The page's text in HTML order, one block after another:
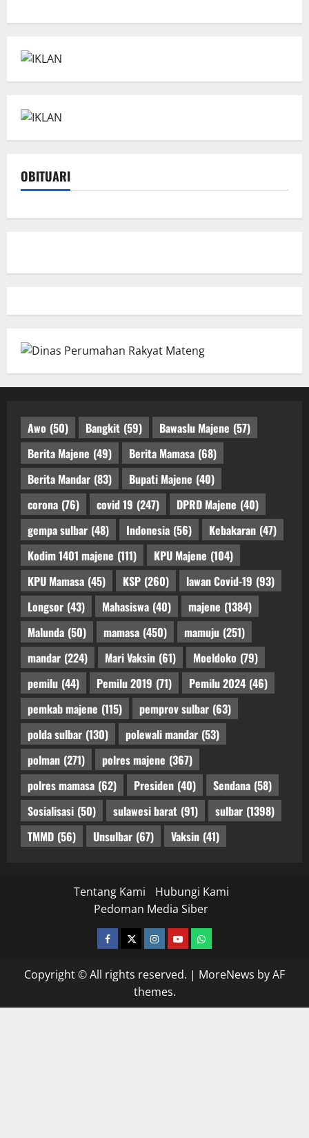
OBITUARI
Awo (50) Bangkit (59) Bawaslu Majene (57)
Berita Majene (49) Berita Mamasa (68)
Berita Mandar (83) Bupati Majene (40)
corona (76) covid 19 (247) DPRD Majene (40)
gempa sulbar (48) Indonesia (56) Kebakaran (47)
Kodim 1401 majene (111) KPU Majene (104)
KPU Mamasa (45) KSP (260) lawan Covid-19 (93)
Longsor (43) Mahasiswa (40) majene (1384)
Malunda (50) mamasa (450) mamuju (251)
mandar (224) Mari Vaksin (61) Moeldoko (79)
pemilu (44) Pemilu 2019 (71) Pemilu 2024 (46)
pemkab majene (115) pemprov sulbar (63)
polda sulbar (130) polewali mandar (53)
polman (271) polres majene (367)
polres mamasa (62) Presiden (40) Sendana (58)
Sosialisasi (50) sulawesi barat (91) sulbar (1398)
TMMD (56) Unsulbar (67) Vaksin (41)
Tentang Kami
Hubungi Kami
Pedoman Media Siber
facebooktwitterinstagram.com
youtubewhatsapp
Copyright © All rights reserved. | MoreNews by AF
themes.